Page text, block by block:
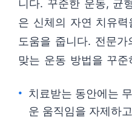
니다. 꾸준한 운동, 균
은 신체의 자연 치유
도움을 줍니다. 전문
맞는 운동 방법을 꾸
치료받는 동안에는
운 움직임을 자제하